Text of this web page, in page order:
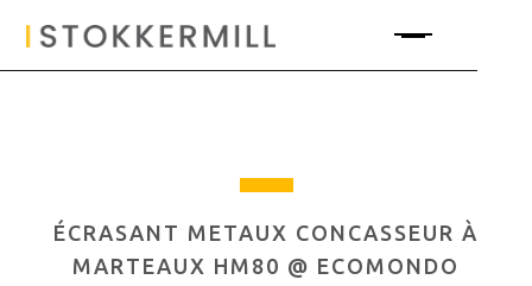
ÉCRASANT METAUX CONCASSEUR À
MARTEAUX HM80 @ ECOMONDO